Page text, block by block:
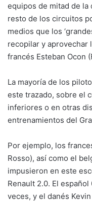
equipos de mitad de la
resto de los circuitos
medios que los
recopilar y aprovechar
francés Esteban Ocon
La mayoría de los
este trazado, sobre el
inferiores o en otras
entrenamientos del
Por ejemplo, los
Rosso), así como el
impusieron en este
Renault 2.0. El
veces, y el danés